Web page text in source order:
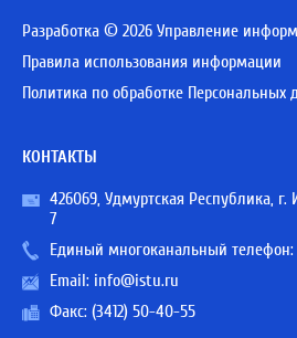
Разработка © 2026 Управление
Правила использования информации
Политика по обработке Персональных
КОНТАКТЫ
426069, Удмуртская Республика, г.
7
Единый многоканальный телефон:
Email: info@istu.ru
Факс: (3412) 50-40-55